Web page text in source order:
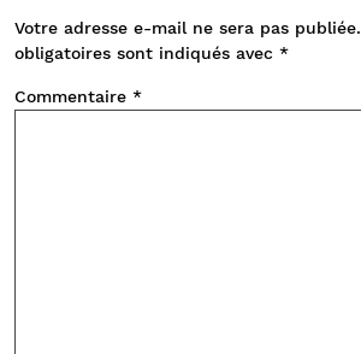
Votre adresse e-mail ne sera pas publiée.
obligatoires sont indiqués avec *
Commentaire *